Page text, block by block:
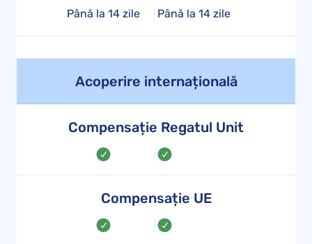
Până la 14 zile Până la 14 zile
Acoperire internațională
Compensație Regatul Unit
Compensație UE